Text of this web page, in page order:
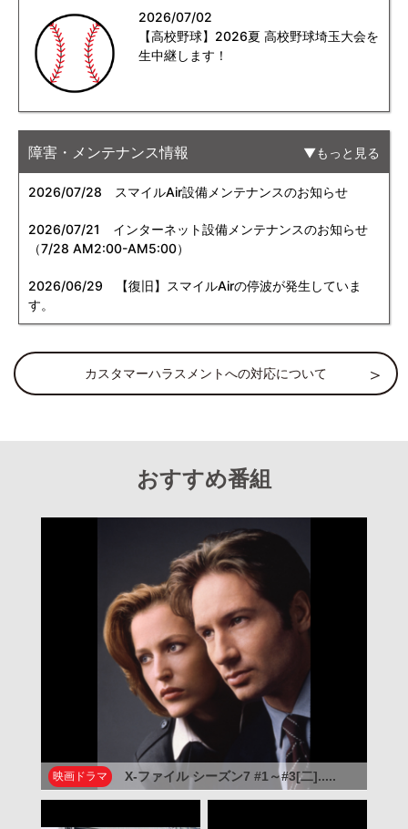
2026/07/02
【高校野球】2026夏 高校野球埼玉大会を
生中継します！
障害・メンテナンス情報 もっと見る
2026/07/28 スマイルAir設備メンテナンスのお知らせ
2026/07/21
インターネット設備メンテナンスのお知らせ
（7/28 AM2:00-AM5:00）
2026/06/29 【復旧】スマイルAirの停波が発生していま
す。
カスタマーハラスメントへの対応について
おすすめ番組